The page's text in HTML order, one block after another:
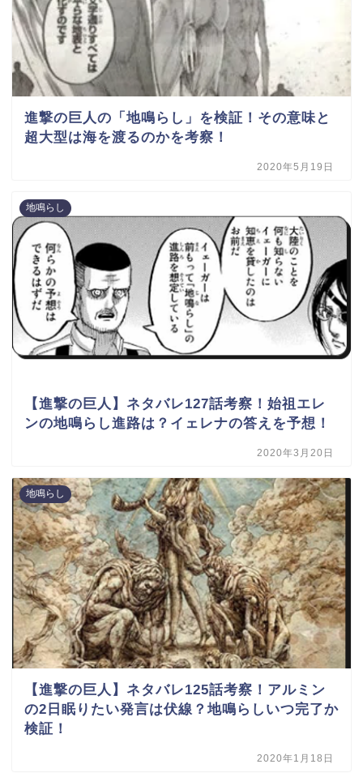
進撃の巨人の「地鳴らし」を検証！その意味と
超大型は海を渡るのかを考察！
2020年5月19日
地鳴らし
【進撃の巨人】ネタバレ127話考察！始祖エレ
ンの地鳴らし進路は？イェレナの答えを予想！
2020年3月20日
地鳴らし
【進撃の巨人】ネタバレ125話考察！アルミン
の2日眠りたい発言は伏線？地鳴らしいつ完了か
検証！
2020年1月18日